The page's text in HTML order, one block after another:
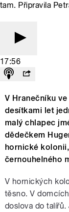
tam. Připravila
17:56
V Hranečníku
desítkami let
malý chlapec
dědečkem
hornické
černouhelného
V hornických
těsno. V
doslova do